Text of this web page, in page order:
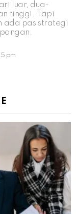
luar, dua-
tinggi. Tapi
ada pas strategi
pm